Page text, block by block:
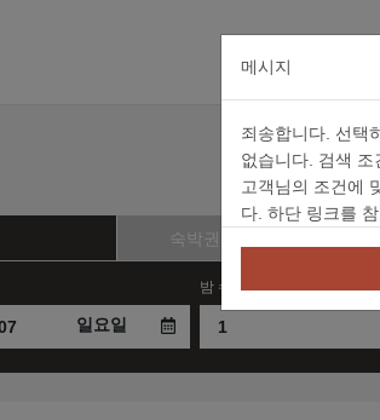
숙박권 및 바우처 예약
일요일
밤 수
메시지
죄송합니다. 선택
없습니다. 검색
고객님의 조건에
다. 하단 링크를